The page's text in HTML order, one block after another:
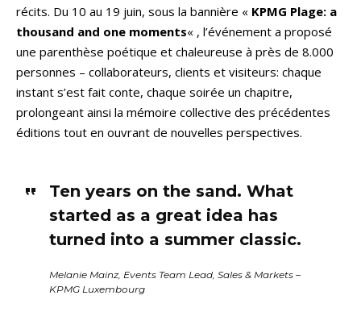
récits. Du 10 au 19 juin, sous la bannière « KPMG Plage: a
thousand and one moments« , l’événement a proposé
une parenthèse poétique et chaleureuse à près de 8.000
personnes – collaborateurs, clients et visiteurs: chaque
instant s’est fait conte, chaque soirée un chapitre,
prolongeant ainsi la mémoire collective des précédentes
éditions tout en ouvrant de nouvelles perspectives.
Ten years on the sand. What
started as a great idea has
turned into a summer classic.
Melanie Mainz, Events Team Lead, Sales & Markets –
KPMG Luxembourg